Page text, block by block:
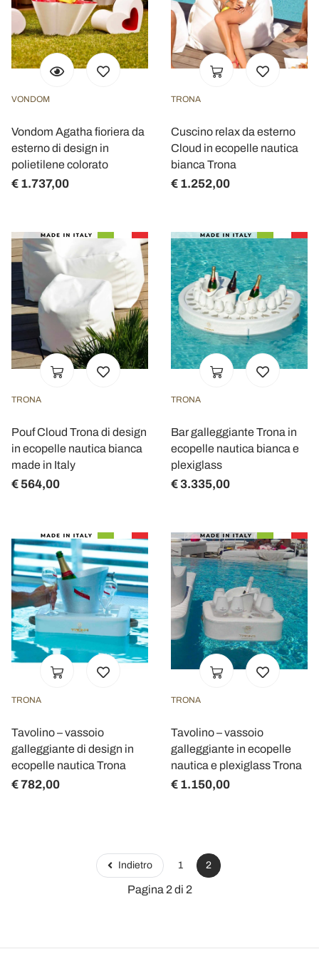
VONDOM
Vondom Agatha fioriera da
esterno di design in
polietilene colorato
€ 1.737,00
TRONA
Cuscino relax da esterno
Cloud in ecopelle nautica
bianca Trona
€ 1.252,00
TRONA
Pouf Cloud Trona di design
in ecopelle nautica bianca
made in Italy
€ 564,00
TRONA
Bar galleggiante Trona in
ecopelle nautica bianca e
plexiglass
€ 3.335,00
TRONA
Tavolino – vassoio
galleggiante di design in
ecopelle nautica Trona
€ 782,00
TRONA
Tavolino – vassoio
galleggiante in ecopelle
nautica e plexiglass Trona
€ 1.150,00
Indietro 1 2
Pagina 2 di 2